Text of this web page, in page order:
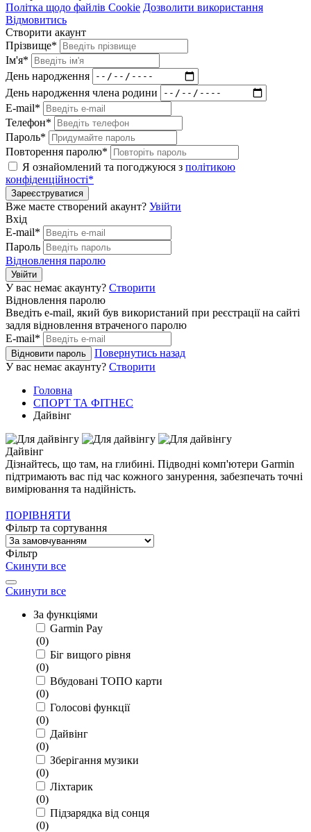
Політка щодо файлів Cookie Дозволити використання
Відмовитись
Створити акаунт
Прізвище*
Ім'я*
День народження
День народження члена родини
E-mail*
Телефон*
Пароль*
Повторення паролю*
Я ознайомлений та погоджуюся з політикою
конфіденційності*
Зареєструватися
Вже маєте створений акаунт? Увійти
Вхід
E-mail*
Пароль
Відновлення паролю
Увійти
У вас немає акаунту? Створити
Відновлення паролю
Введіть e-mail, який був використаний при реєстрації на сайті
задля відновлення втраченого паролю
E-mail*
Відновити пароль
Повернутись назад
У вас немає акаунту? Створити
Головна
СПОРТ ТА ФІТНЕС
Дайвінг
Дайвінг
Дізнайтесь, що там, на глибині. Підводні комп'ютери Garmin
підтримають вас під час кожного занурення, забезпечать точні
вимірювання та надійність.
ПОРІВНЯТИ
Фільтр та сортування
Фільтр
Скинути все
Скинути все
За функціями
Garmin Pay
(0)
Біг вищого рівня
(0)
Вбудовані ТОПО карти
(0)
Голосові функції
(0)
Дайвінг
(0)
Зберігання музики
(0)
Ліхтарик
(0)
Підзарядка від сонця
(0)